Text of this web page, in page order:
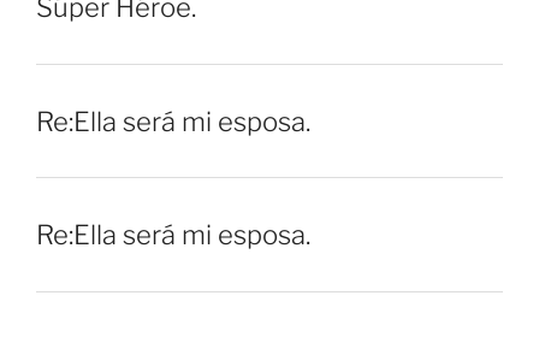
Súper Héroe.
Re:Ella será mi esposa.
Re:Ella será mi esposa.